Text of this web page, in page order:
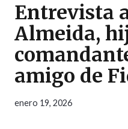
Entrevista
Almeida,
amigo de
enero 19, 2026